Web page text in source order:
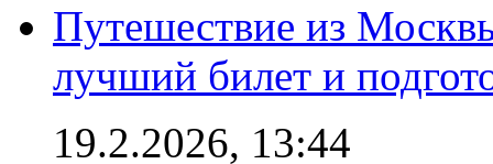
Путешествие из
лучший билет и
19.2.2026, 13:44